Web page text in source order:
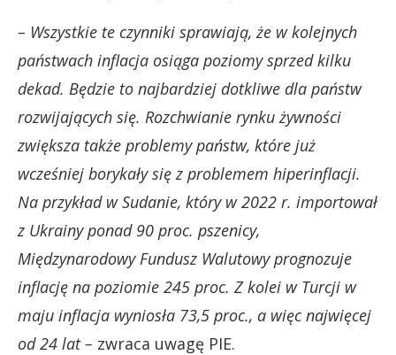
– Wszystkie te czynniki sprawiają, że w kolejnych
państwach inflacja osiąga poziomy sprzed kilku
dekad. Będzie to najbardziej dotkliwe dla państw
rozwijających się. Rozchwianie rynku żywności
zwiększa także problemy państw, które już
wcześniej borykały się z problemem hiperinflacji.
Na przykład w Sudanie, który w 2022 r. importował
z Ukrainy ponad 90 proc. pszenicy,
Międzynarodowy Fundusz Walutowy prognozuje
inflację na poziomie 245 proc. Z kolei w Turcji w
maju inflacja wyniosła 73,5 proc., a więc najwięcej
od 24 lat – zwraca uwagę PIE.